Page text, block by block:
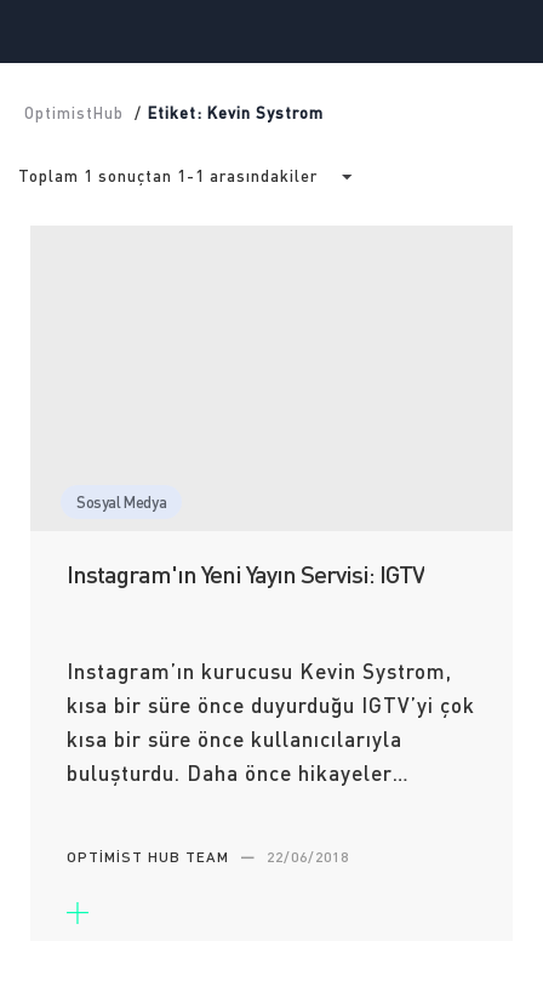
OptimistHub / Etiket: Kevin Systrom
Toplam 1 sonuçtan 1-1 arasındakiler
Sosyal Medya
Instagram'ın Yeni Yayın Servisi: IGTV
Instagram’ın kurucusu Kevin Systrom,
kısa bir süre önce duyurduğu IGTV’yi çok
kısa bir süre önce kullanıcılarıyla
buluşturdu. Daha önce hikayeler…
OPTIMIST HUB TEAM — 22/06/2018